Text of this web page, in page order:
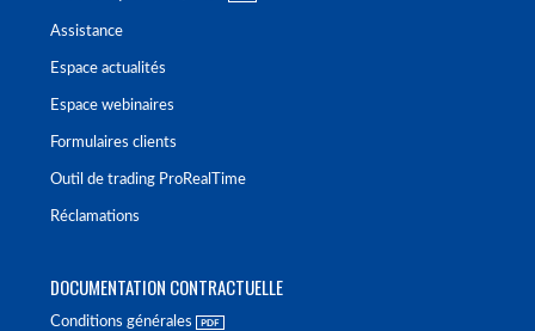
Assistance
Espace actualités
Espace webinaires
Formulaires clients
Outil de trading ProRealTime
Réclamations
DOCUMENTATION CONTRACTUELLE
Conditions générales